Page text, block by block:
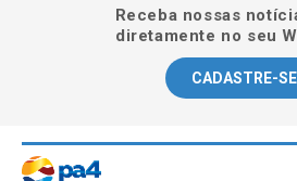
Receba nossas
diretamente no seu
CADASTRE-SE